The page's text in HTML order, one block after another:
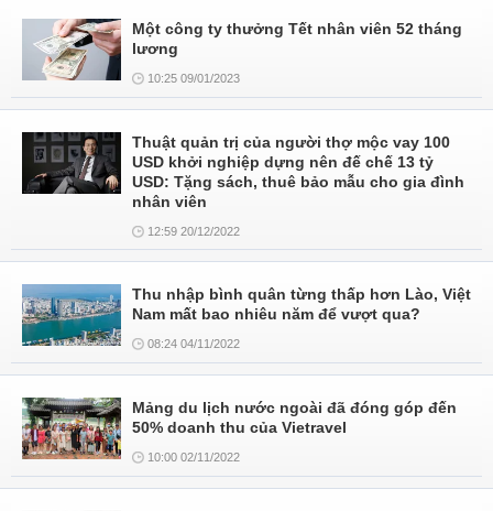
Một công ty thưởng Tết nhân viên 52 tháng
lương
10:25 09/01/2023
Thuật quản trị của người thợ mộc vay 100
USD khởi nghiệp dựng nên đế chế 13 tỷ
USD: Tặng sách, thuê bảo mẫu cho gia đình
nhân viên
12:59 20/12/2022
Thu nhập bình quân từng thấp hơn Lào, Việt
Nam mất bao nhiêu năm để vượt qua?
08:24 04/11/2022
Mảng du lịch nước ngoài đã đóng góp đến
50% doanh thu của Vietravel
10:00 02/11/2022